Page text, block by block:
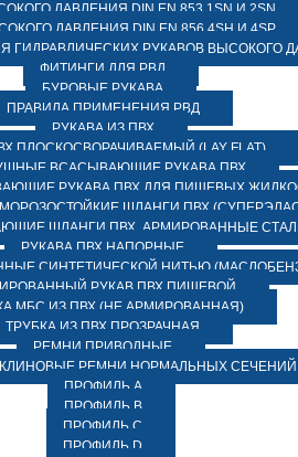
ДАВЛЕНИЯ DIN EN 853 1SN И 2SN
ДАВЛЕНИЯ DIN EN 856 4SH И 4SP
ГИДРАВЛИЧЕСКИХ РУКАВОВ ВЫСОКОГО
ФИТИНГИ ДЛЯ РВД
БУРОВЫЕ РУКАВА
ПРАВИЛА ПРИМЕНЕНИЯ РВД
РУКАВА ИЗ ПВХ
ПЛОСКОСВОРАЧИВАЕМЫЙ (LAY FLAT)
ВСАСЫВАЮЩИЕ РУКАВА ПВХ
РУКАВА ПВХ ДЛЯ ПИЩЕВЫХ
ШЛАНГИ ПВХ
ШЛАНГИ ПВХ, АРМИРОВАННЫЕ
РУКАВА ПВХ НАПОРНЫЕ
СИНТЕТИЧЕСКОЙ НИТЬЮ
РУКАВ ПВХ ПИЩЕВОЙ
МБС ИЗ ПВХ (НЕ АРМИРОВАННАЯ)
ТРУБКА ИЗ ПВХ ПРОЗРАЧНАЯ
РЕМНИ ПРИВОДНЫЕ
РЕМНИ НОРМАЛЬНЫХ СЕЧЕНИЙ
ПРОФИЛЬ A
ПРОФИЛЬ B
ПРОФИЛЬ C
ПРОФИЛЬ D